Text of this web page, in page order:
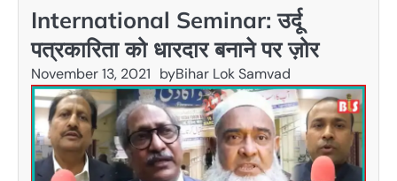
International Seminar: उर्दू
पत्रकारिता को धारदार बनाने पर ज़ोर
November 13, 2021 byBihar Lok Samvad